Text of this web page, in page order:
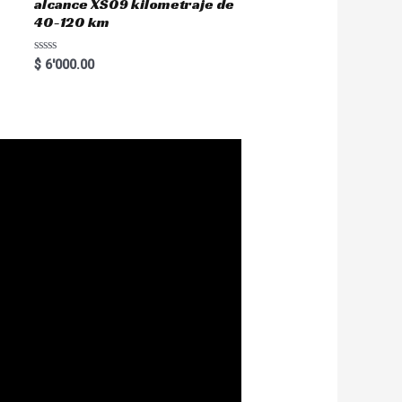
alcance XS09 kilometraje de
40-120 km
R
a
$6'000.00